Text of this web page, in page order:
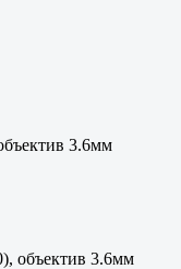
3.6мм
объектив 3.6мм